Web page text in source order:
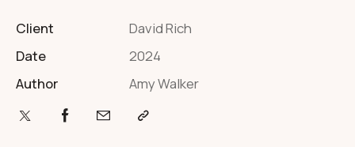
Client
David Rich
Date
2024
Author
Amy Walker